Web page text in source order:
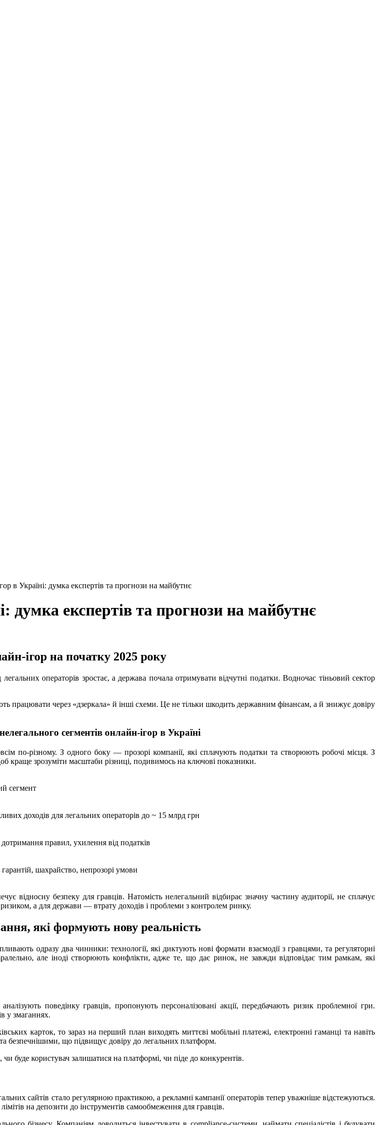
в Україні: думка експертів та прогнози на майбутнє
думка експертів та прогнози на майбутнє
ігор на початку 2025 року
операторів зростає, а держава почала отримувати відчутні податки. Водночас тіньовий сектор
працювати через «дзеркала» й інші схеми. Це не тільки шкодить державним фінансам, а й знижує довіру
сегментів онлайн-ігор в Україні
по-різному. З одного боку — прозорі компанії, які сплачують податки та створюють робочі місця. З
краще зрозуміти масштаби різниці, подивимось на ключові показники.
сегмент
доходів для легальних операторів до ~ 15 млрд грн
дотримання правил, ухилення від податків
гарантій, шахрайство, непрозорі умови
відносну безпеку для гравців. Натомість нелегальний відбирає значну частину аудиторії, не сплачує
ризиком, а для держави — втрату доходів і проблеми з контролем ринку.
які формують нову реальність
одразу два чинники: технології, які диктують нові формати взаємодії з гравцями, та регуляторні
але іноді створюють конфлікти, адже те, що дає ринок, не завжди відповідає тим рамкам, які
поведінку гравців, пропонують персоналізовані акції, передбачають ризик проблемної гри.
у змаганнях.
карток, то зараз на перший план виходять миттєві мобільні платежі, електронні гаманці та навіть
безпечнішими, що підвищує довіру до легальних платформ.
буде користувач залишатися на платформі, чи піде до конкурентів.
сайтів стало регулярною практикою, а рекламні кампанії операторів тепер уважніше відстежуються.
на депозити до інструментів самообмеження для гравців.